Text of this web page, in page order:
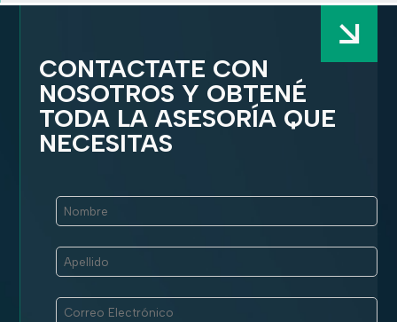
CONTACTATE CON
NOSOTROS Y OBTENÉ
TODA LA ASESORÍA QUE
NECESITAS